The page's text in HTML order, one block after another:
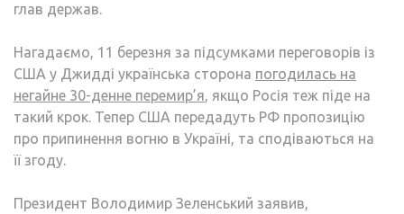
глав держав.
Нагадаємо, 11 березня за підсумками переговорів із
США у Джидді українська сторона погодилась на
негайне 30-денне перемир’я, якщо Росія теж піде на
такий крок. Тепер США передадуть РФ пропозицію
про припинення вогню в Україні, та сподіваються на
її згоду.
Президент Володимир Зеленський заявив,